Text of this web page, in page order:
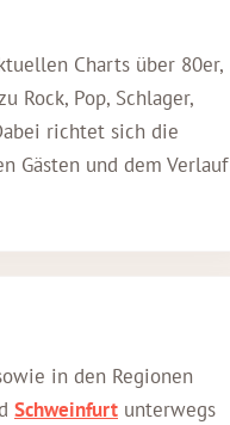
Charts über 80er,
Rock, Pop, Schlager,
richtet sich die
Gästen und dem Verlauf
in den Regionen
Schweinfurt unterwegs